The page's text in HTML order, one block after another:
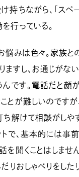
ちながら、「スペー
行っている。
悩みは色々。家族と
すし、お通じがな
んです。電話だと顔
とが難しいのですが
ち解けて相談がし
で、基本的には事
を聞くことはしませ
りおしゃべりをした